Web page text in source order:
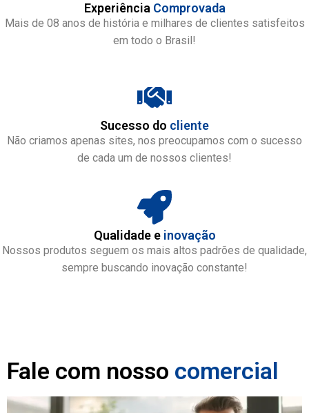
Experiência Comprovada
Mais de 08 anos de história e milhares de clientes satisfeitos
em todo o Brasil!
Sucesso do cliente
Não criamos apenas sites, nos preocupamos com o sucesso
de cada um de nossos clientes!
Qualidade e inovação
Nossos produtos seguem os mais altos padrões de qualidade,
sempre buscando inovação constante!
Fale com nosso comercial